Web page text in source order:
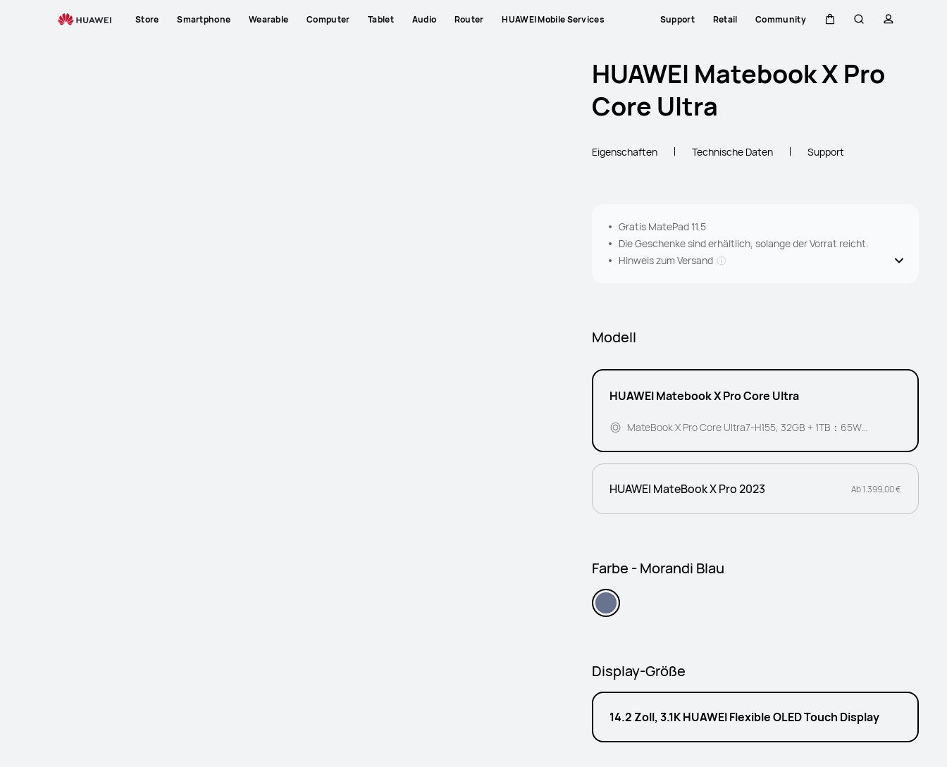
Store Smartphone Wearable Computer Tablet Audio Router HUAWEI Mobile Services Support Retail Community
HUAWEI Matebook X Pro
Core Ultra
Eigenschaften Technische Daten Support
Gratis MatePad 11.5
Die Geschenke sind erhältlich, solange der Vorrat reicht.
Hinweis zum Versand
Modell
HUAWEI Matebook X Pro Core Ultra
MateBook X Pro Core Ultra7-H155, 32GB + 1TB：65W
HUAWEI MateBook X Pro 2023 Ab 1.399,00 €
Farbe - Morandi Blau
Display-Größe
14.2 Zoll, 3.1K HUAWEI Flexible OLED Touch Display